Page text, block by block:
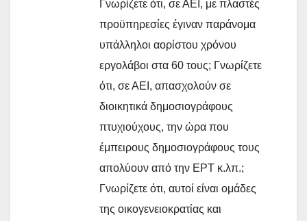
Γνωρίζετε ότι, σε ΑΕΙ, με πλαστές
προϋπηρεσίες έγιναν παράνομα
υπάλληλοι αορίστου χρόνου
εργολάβοι στα 60 τους; Γνωρίζετε
ότι, σε ΑΕΙ, απασχολούν σε
διοικητικά δημοσιογράφους
πτυχιούχους, την ώρα που
έμπειρους δημοσιογράφους τους
απολύουν από την ΕΡΤ κ.λπ.;
Γνωρίζετε ότι, αυτοί είναι ομάδες
της οικογενειοκρατίας και